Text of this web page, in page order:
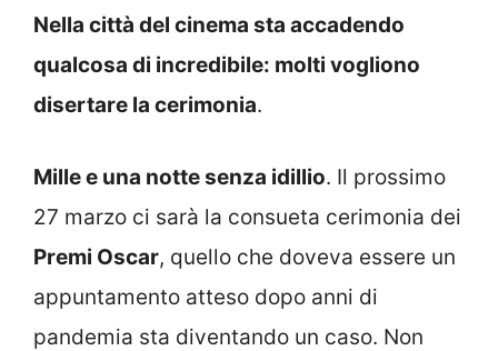
Nella città del cinema sta accadendo
qualcosa di incredibile: molti vogliono
disertare la cerimonia.
Mille e una notte senza idillio. Il prossimo
27 marzo ci sarà la consueta cerimonia dei
Premi Oscar, quello che doveva essere un
appuntamento atteso dopo anni di
pandemia sta diventando un caso. Non